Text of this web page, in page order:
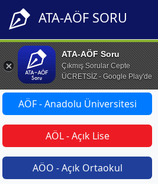
ATA-AÖF SORU
ATA-AÖF Soru
Çıkmış Sorular Cepte
ÜCRETSİZ - Google Play'de
AÖF - Anadolu Üniversitesi
AÖL - Açık Lise
AÖO - Açık Ortaokul